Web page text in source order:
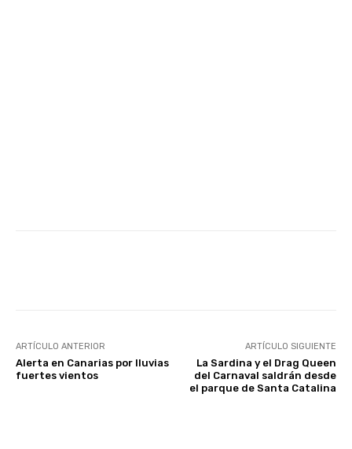
ARTÍCULO ANTERIOR
Alerta en Canarias por lluvias
fuertes vientos
ARTÍCULO SIGUIENTE
La Sardina y el Drag Queen
del Carnaval saldrán desde
el parque de Santa Catalina